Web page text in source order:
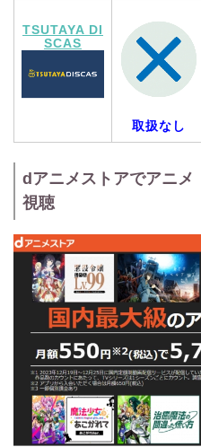
TSUTAYA DI
SCAS
取扱なし
dアニメストアでアニメ
視聴